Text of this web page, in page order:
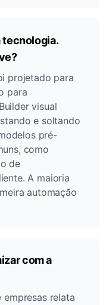
tecnologia.
projetado para
para
visual
e soltando
pré-
como
de
A maioria
automação
com a
relata